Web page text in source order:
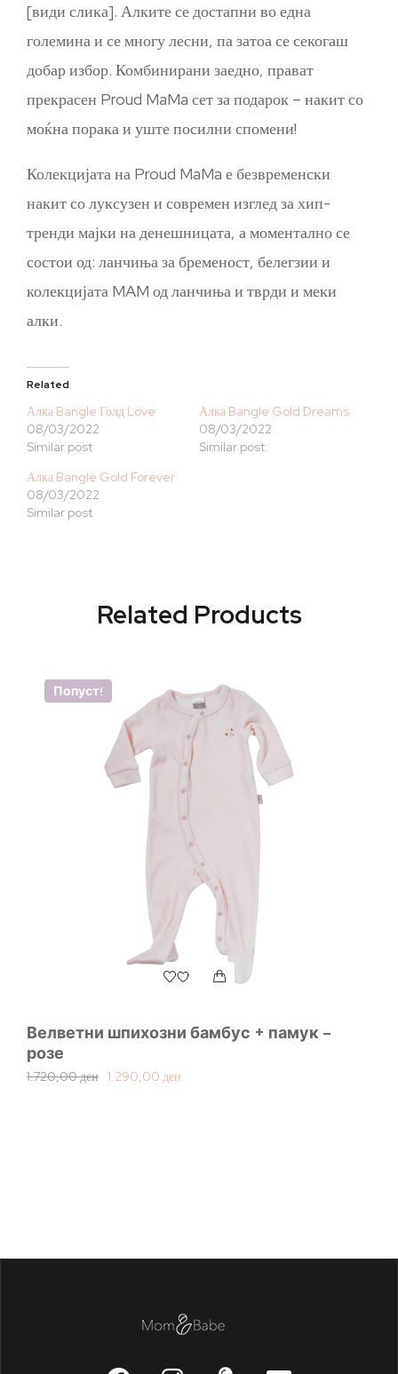
[види слика]. Алките се достапни во една
големина и се многу лесни, па затоа се секогаш
добар избор. Комбинирани заедно, прават
прекрасен Proud MaMa сет за подарок – накит со
моќна порака и уште посилни спомени!
Колекцијата на Proud MaMa е безвременски
накит со луксузен и современ изглед за хип-
тренди мајки на денешницата, а моментално се
состои од: ланчиња за бременост, белегзии и
колекцијата MAM од ланчиња и тврди и меки
алки.
Related
Алка Bangle Голд Love
08/03/2022
Similar post
Алка Bangle Gold Dreams
08/03/2022
Similar post
Алка Bangle Gold Forever
08/03/2022
Similar post
Related Products
Попуст!
Велветни шпихозни бамбус + памук –
розе
1.720,00ден 1.290,00 ден